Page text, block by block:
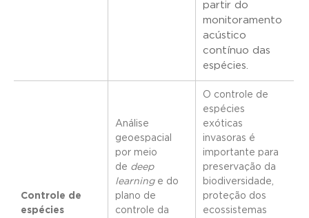
partir do
monitoramento
acústico
contínuo das
espécies.
Controle de
espécies
Análise
geoespacial
por meio
de deep
learninge do
plano de
controle da
O controle de
espécies
exóticas
invasoras é
importante para
preservação da
biodiversidade,
proteção dos
ecossistemas